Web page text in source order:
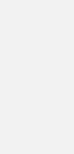
информации,
системы и